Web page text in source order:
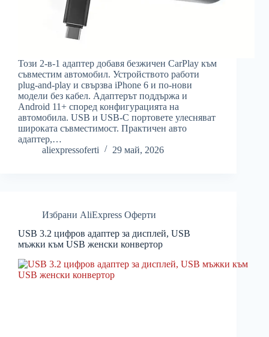
Този 2-в-1 адаптер добавя безжичен CarPlay към
съвместим автомобил. Устройството работи
plug-and-play и свързва iPhone 6 и по-нови
модели без кабел. Адаптерът поддържа и
Android 11+ според конфигурацията на
автомобила. USB и USB-C портовете улесняват
широката съвместимост. Практичен авто
адаптер,…
aliexpressoferti
29 май, 2026
Избрани AliExpress Оферти
USB 3.2 цифров адаптер за дисплей, USB
мъжки към USB женски конвертор